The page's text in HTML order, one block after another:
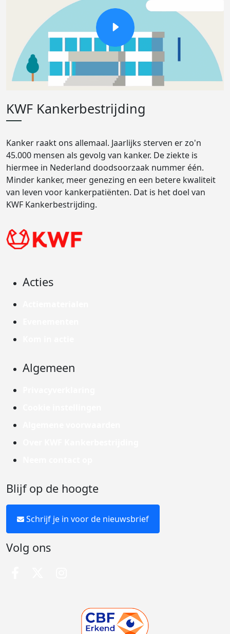
KWF Kankerbestrijding
Kanker raakt ons allemaal. Jaarlijks sterven er zo'n
45.000 mensen als gevolg van kanker. De ziekte is
hiermee in Nederland doodsoorzaak nummer één.
Minder kanker, meer genezing en een betere kwaliteit
van leven voor kankerpatiënten. Dat is het doel van
KWF Kankerbestrijding.
Acties
Algemeen
Blijf op de hoogte
Schrijf je in voor de nieuwsbrief
Volg ons